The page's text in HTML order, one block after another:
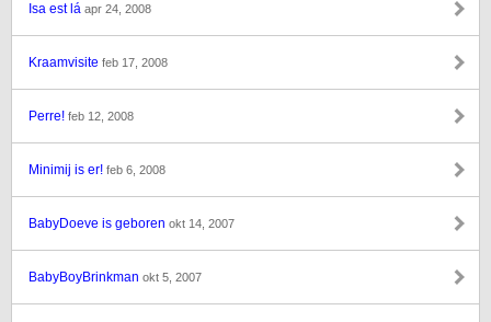
Isa est lá apr 24, 2008
Kraamvisite feb 17, 2008
Perre! feb 12, 2008
Minimij is er! feb 6, 2008
BabyDoeve is geboren okt 14, 2007
BabyBoyBrinkman okt 5, 2007